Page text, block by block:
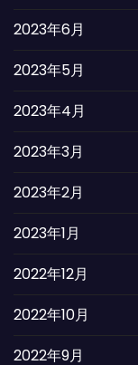
2023年6月
2023年5月
2023年4月
2023年3月
2023年2月
2023年1月
2022年12月
2022年10月
2022年9月